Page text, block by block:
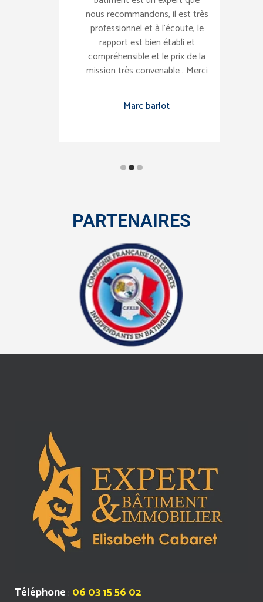
nous recommandons, il est très
professionnel et à l’écoute, le
rapport est bien établi et
compréhensible et le prix de la
mission très convenable . Merci
Marc barlot
PARTENAIRES
Téléphone : 06 03 15 56 02